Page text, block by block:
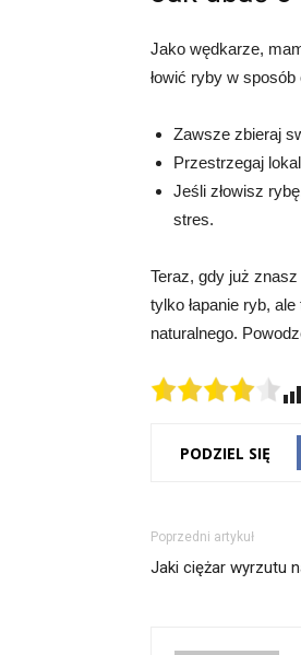
Jako wędkarze,
łowić ryby w
Zawsze zbieraj
Przestrzegaj
Jeśli złowisz
stres.
Teraz, gdy już
tylko łapanie ryb,
naturalnego.
PODZIEL SIĘ
Poprzedni artykuł
Jaki ciężar wyrzutu